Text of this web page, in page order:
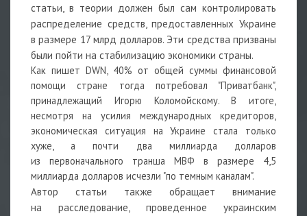
статьи, в теории должен был сам контролировать
распределение средств, предоставленных Украине
в размере 17 млрд долларов. Эти средства призваны
были пойти на стабилизацию экономики страны.
Как пишет DWN, 40% от общей суммы финансовой
помощи стране тогда потребовал "Приватбанк",
принадлежащий Игорю Коломойскому. В итоге,
несмотря на усилия международных кредиторов,
экономическая ситуация на Украине стала только
хуже, а почти два миллиарда долларов
из первоначального транша МВФ в размере 4,5
миллиарда долларов исчезли "по темным каналам".
Автор статьи также обращает внимание
на расследование, проведенное украинским